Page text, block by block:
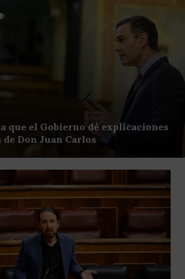
que el Gobierno dé explicaciones
Don Juan Carlos